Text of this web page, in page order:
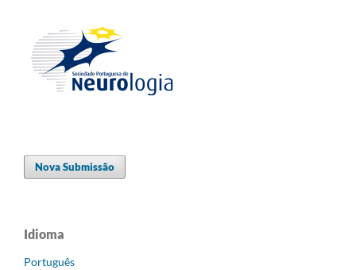
Nova Submissão
Idioma
Português